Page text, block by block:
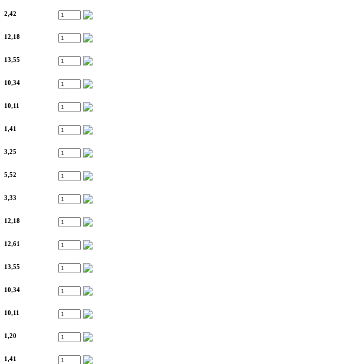
2,42
12,18
13,55
10,34
10,11
1,41
3,25
5,52
3,33
12,18
12,61
13,55
10,34
10,11
1,20
1,41